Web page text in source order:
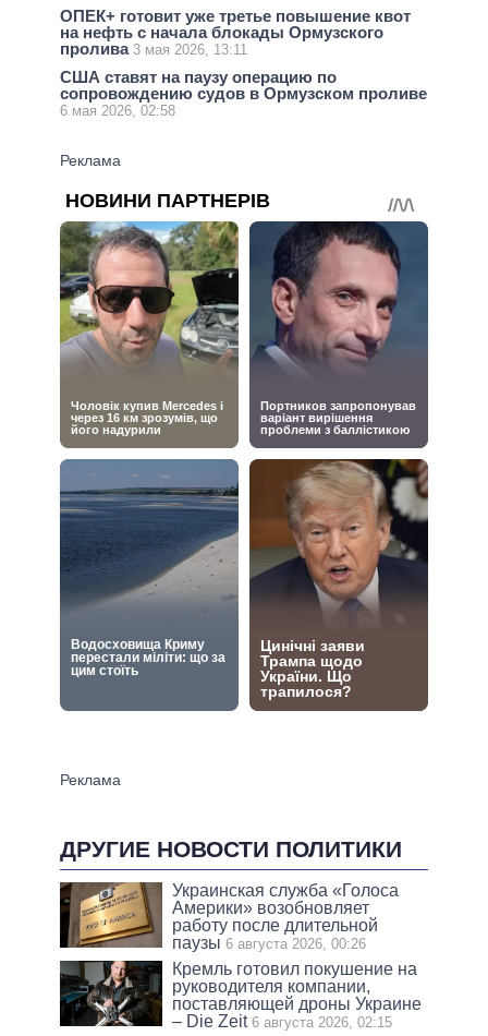
ОПЕК+ готовит уже третье повышение квот
на нефть с начала блокады Ормузского
пролива 3 мая 2026, 13:11
США ставят на паузу операцию по
сопровождению судов в Ормузском проливе
6 мая 2026, 02:58
ДРУГИЕ НОВОСТИ ПОЛИТИКИ
Украинская служба «Голоса
Америки» возобновляет
работу после длительной
паузы 6 августа 2026, 00:26
Кремль готовил покушение на
руководителя компании,
поставляющей дроны Украине
– Die Zeit 6 августа 2026, 02:15